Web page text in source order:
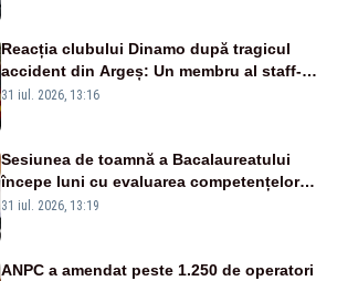
Reacția clubului Dinamo după tragicul
accident din Argeș: Un membru al staff-
ului medical a murit, antrenorul Adrian
31 iul. 2026, 13:16
Sesiunea de toamnă a Bacalaureatului
începe luni cu evaluarea competențelor
orale la Limba română
31 iul. 2026, 13:19
ANPC a amendat peste 1.250 de operatori